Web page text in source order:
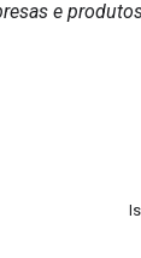
e